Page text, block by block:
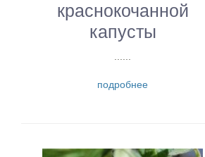
краснокочанной
капусты
подробнее